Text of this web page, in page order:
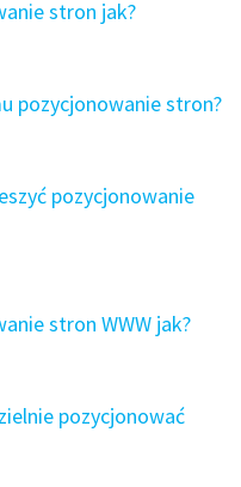
stron jak?
pozycjonowanie stron?
pozycjonowanie
stron WWW jak?
pozycjonować